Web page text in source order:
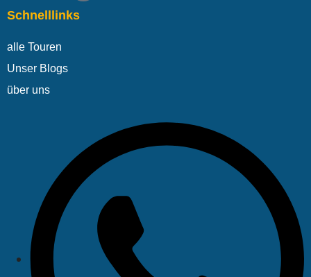
Schnelllinks
alle Touren
Unser Blogs
über uns